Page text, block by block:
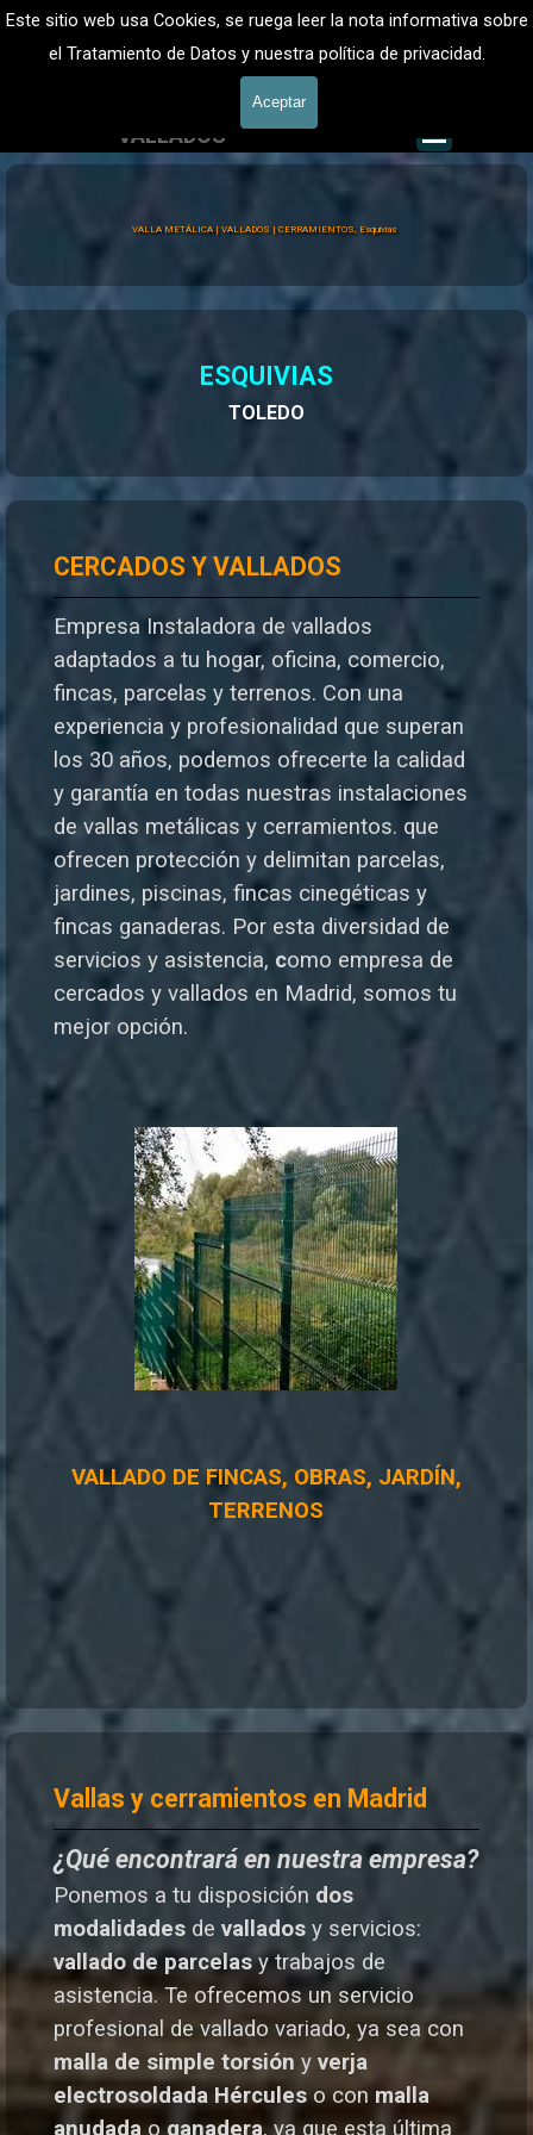
Este sitio web usa Cookies, se ruega leer la nota informativa sobre
el Tratamiento de Datos y nuestra política de privacidad.
Aceptar
Vaya al ContenidoVALLADOS METALICOS MADRID - VALLADO DE FINCAS
Valla Metálica y Vallados fincas
VALLADOS Valla Hércules
601 900 178
VALLA METÁLICA | VALLADOS | CERRAMIENTOS, Esquivias
ESQUIVIAS
TOLEDO
CERCADOS Y VALLADOS
Empresa Instaladora de vallados
adaptados a tu hogar, oficina, comercio,
fincas, parcelas y terrenos. Con una
experiencia y profesionalidad que superan
los 30 años, podemos ofrecerte la calidad
y garantía en todas nuestras instalaciones
de vallas metálicas y cerramientos. que
ofrecen protección y delimitan parcelas,
jardines, piscinas, fincas cinegéticas y
fincas ganaderas. Por esta diversidad de
servicios y asistencia, como empresa de
cercados y vallados en Madrid, somos tu
mejor opción.
VALLADO DE FINCAS, OBRAS, JARDÍN,
TERRENOS
Vallas y cerramientos en Madrid
¿Qué encontrará en nuestra empresa?
Ponemos a tu disposición dos
modalidades de vallados y servicios:
vallado de parcelas y trabajos de
asistencia. Te ofrecemos un servicio
profesional de vallado variado, ya sea con
malla de simple torsión y verja
electrosoldada Hércules o con malla
anudada o ganadera, ya que esta última